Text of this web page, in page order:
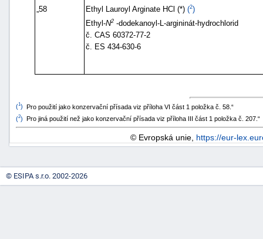
„58 Ethyl Lauroyl Arginate HCl (*) (2)
Ethyl-N2 -dodekanoyl-L-argininát-hydrochlorid
č. CAS 60372-77-2
č. ES 434-630-6
(1) Pro použití jako konzervační přísada viz příloha VI část 1 položka č. 58.“
(2) Pro jiná použití než jako konzervační přísada viz příloha III část 1 položka č. 207.“
© Evropská unie, https://eur-
© ESIPA s.r.o. 2002-2026